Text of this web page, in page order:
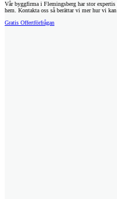
Vår byggfirma i Flemingsberg har stor
hem. Kontakta oss så berättar vi mer hur vi
Gratis Offertförfrågan